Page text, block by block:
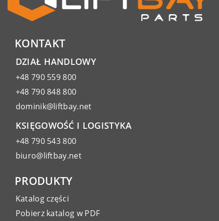
KONTAKT
DZIAŁ HANDLOWY
+48 790 559 800
+48 790 848 800
dominik@liftbay.net
KSIĘGOWOŚĆ I LOGISTYKA
+48 790 543 800
biuro@liftbay.net
PRODUKTY
Katalog części
Pobierz katalog w PDF